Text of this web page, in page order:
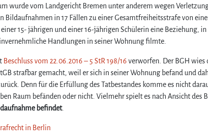
wurde vom Landgericht Bremen unter anderem wegen
Bildaufnahmen in 17 Fällen zu einer Gesamtfreiheitsstrafe von
15- jährigen und einer 16-jährigen Schülerin eine Beziehung,
Handlungen in seiner Wohnung filmte.
Beschluss vom 22.06.2016 – 5 StR 198/16 verworfen. Der BGH wies
strafbar gemacht, weil er sich in seiner Wohnung befand und
Denn für die Erfüllung des Tatbestandes komme es nicht
Raum befänden oder nicht. Vielmehr spielt es nach Ansicht des
befindet.
in Berlin